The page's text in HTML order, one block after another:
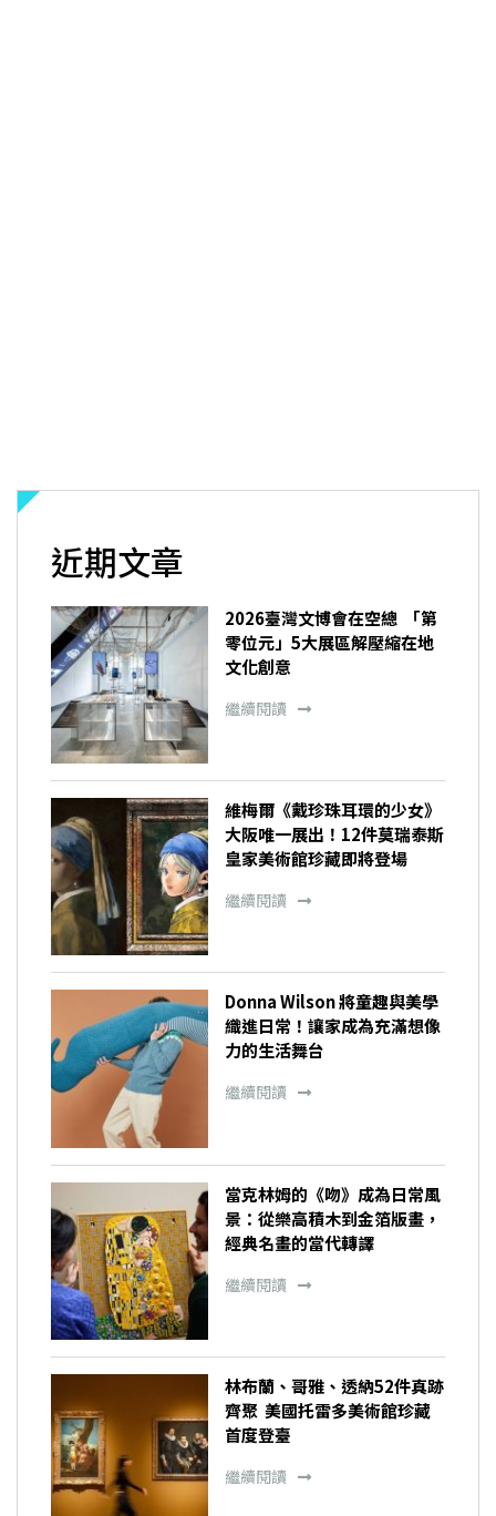
近期文章
2026臺灣文博會在空總 「第
零位元」5大展區解壓縮在地
文化創意
繼續閱讀
維梅爾《戴珍珠耳環的少女》
大阪唯一展出！12件莫瑞泰斯
皇家美術館珍藏即將登場
繼續閱讀
Donna Wilson 將童趣與美學
織進日常！讓家成為充滿想像
力的生活舞台
繼續閱讀
當克林姆的《吻》成為日常風
景：從樂高積木到金箔版畫，
經典名畫的當代轉譯
繼續閱讀
林布蘭、哥雅、透納52件真跡
齊聚 美國托雷多美術館珍藏
首度登臺
繼續閱讀